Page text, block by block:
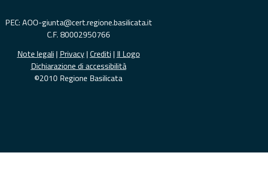
PEC: AOO-giunta@cert.regione.basilicata.it
C.F. 80002950766
Note legali | Privacy| Crediti | Il Logo
Dichiarazione di accessibilità
©2010 Regione Basilicata